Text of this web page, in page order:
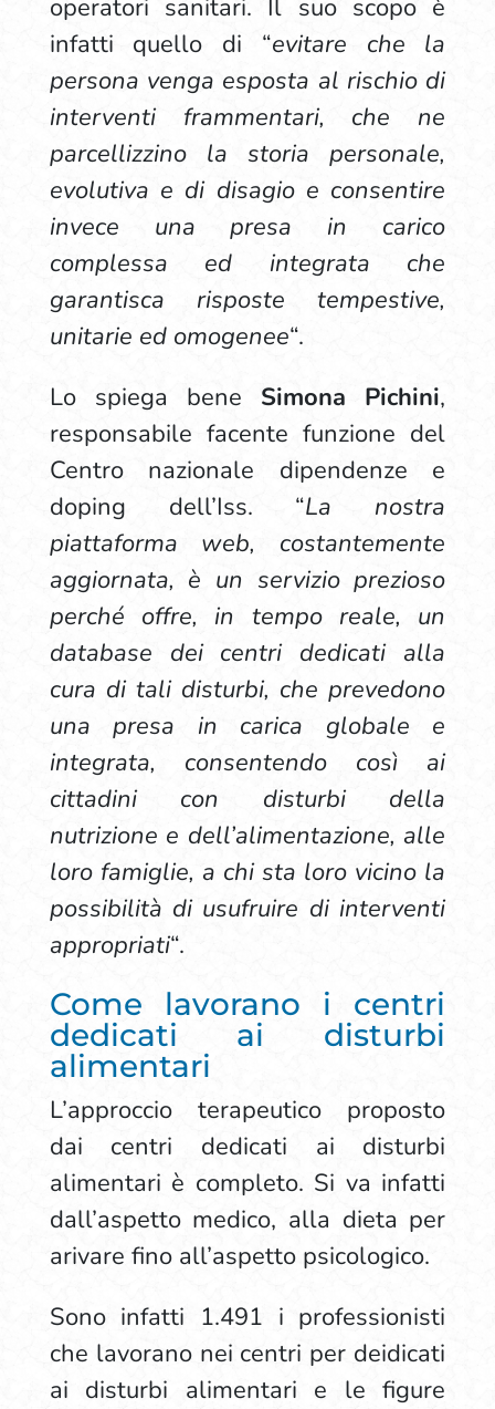
operatori sanitari. Il suo scopo è
infatti quello di “evitare che la
persona venga esposta al rischio di
interventi frammentari, che ne
parcellizzino la storia personale,
evolutiva e di disagio e consentire
invece una presa in carico
complessa ed integrata che
garantisca risposte tempestive,
unitarie ed omogenee“.
Lo spiega bene Simona Pichini,
responsabile facente funzione del
Centro nazionale dipendenze e
doping dell’Iss. “La nostra
piattaforma web, costantemente
aggiornata, è un servizio prezioso
perché offre, in tempo reale, un
database dei centri dedicati alla
cura di tali disturbi, che prevedono
una presa in carica globale e
integrata, consentendo così ai
cittadini con disturbi della
nutrizione e dell’alimentazione, alle
loro famiglie, a chi sta loro vicino la
possibilità di usufruire di interventi
appropriati“.
Come lavorano i centri
dedicati ai disturbi
alimentari
L’approccio terapeutico proposto
dai centri dedicati ai disturbi
alimentari è completo. Si va infatti
dall’aspetto medico, alla dieta per
arivare fino all’aspetto psicologico.
Sono infatti 1.491 i professionisti
che lavorano nei centri per deidicati
ai disturbi alimentari e le figure